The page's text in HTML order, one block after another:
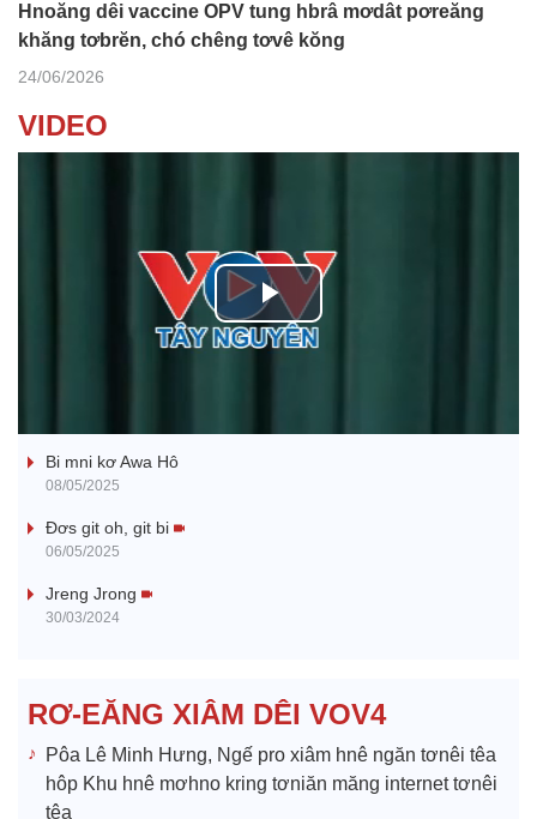
Hnoăng dêi vaccine OPV tung hbrâ mơdât pơreăng
khăng tơbrĕn, chó chêng tơvê kŏng
24/06/2026
VIDEO
P
a
e
o
Bi mni kơ Awa Hô
08/05/2025
Đơs git oh, git bi
06/05/2025
Jreng Jrong
30/03/2024
RƠ-EĂNG XIÂM DÊI VOV4
Pôa Lê Minh Hưng, Ngế pro xiâm hnê ngăn tơnêi têa
hôp Khu hnê mơhno kring tơniăn măng internet tơnêi
têa